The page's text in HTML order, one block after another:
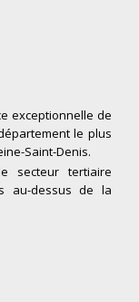
exceptionnelle de
le plus
Saint-Denis.
secteur tertiaire
au-dessus de la